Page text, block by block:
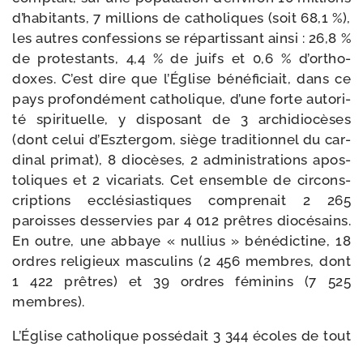
d’ha­bi­tants, 7 mil­lions de catho­liques (soit 68,1 %),
les autres confes­sions se répar­tis­sant ain­si : 26,8 %
de pro­tes­tants, 4,4 % de juifs et 0,6 % d’or­tho­
doxes. C’est dire que l’Église béné­fi­ciait, dans ce
pays pro­fon­dé­ment catho­lique, d’une forte auto­ri­
té spi­ri­tuelle, y dis­po­sant de 3 archi­dio­cèses
(dont celui d’Esztergom, siège tra­di­tion­nel du car­
di­nal pri­mat), 8 dio­cèses, 2 admi­nis­tra­tions apos­
to­liques et 2 vica­riats. Cet ensemble de cir­cons­
crip­tions ecclé­sias­tiques com­pre­nait 2 265
paroisses des­ser­vies par 4 012 prêtres dio­cé­sains.
En outre, une abbaye « nul­lius » béné­dic­tine, 18
ordres reli­gieux mas­cu­lins (2 456 membres, dont
1 422 prêtres) et 39 ordres fémi­nins (7 525
membres).
L’Église catho­lique pos­sé­dait 3 344 écoles de tout